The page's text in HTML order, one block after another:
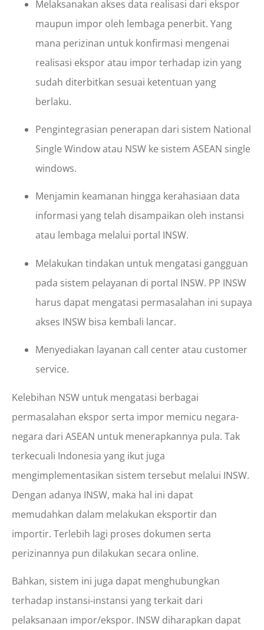
Melaksanakan akses data realisasi dari ekspor
maupun impor oleh lembaga penerbit. Yang
mana perizinan untuk konfirmasi mengenai
realisasi ekspor atau impor terhadap izin yang
sudah diterbitkan sesuai ketentuan yang
berlaku.
Pengintegrasian penerapan dari sistem National
Single Window atau NSW ke sistem ASEAN single
windows.
Menjamin keamanan hingga kerahasiaan data
informasi yang telah disampaikan oleh instansi
atau lembaga melalui portal INSW.
Melakukan tindakan untuk mengatasi gangguan
pada sistem pelayanan di portal INSW. PP INSW
harus dapat mengatasi permasalahan ini supaya
akses INSW bisa kembali lancar.
Menyediakan layanan call center atau customer
service.
Kelebihan NSW untuk mengatasi berbagai
permasalahan ekspor serta impor memicu negara-
negara dari ASEAN untuk menerapkannya pula. Tak
terkecuali Indonesia yang ikut juga
mengimplementasikan sistem tersebut melalui INSW.
Dengan adanya INSW, maka hal ini dapat
memudahkan dalam melakukan eksportir dan
importir. Terlebih lagi proses dokumen serta
perizinannya pun dilakukan secara online.
Bahkan, sistem ini juga dapat menghubungkan
terhadap instansi-instansi yang terkait dari
pelaksanaan impor/ekspor. INSW diharapkan dapat